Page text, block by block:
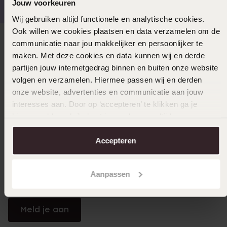
Jouw voorkeuren
Wij gebruiken altijd functionele en analytische cookies.
Ook willen we cookies plaatsen en data verzamelen om de
communicatie naar jou makkelijker en persoonlijker te
maken. Met deze cookies en data kunnen wij en derde
partijen jouw internetgedrag binnen en buiten onze website
volgen en verzamelen. Hiermee passen wij en derden
onze website, advertenties en communicatie aan jouw
interesses aan. Door op ‘accepteren’ te klikken ga je
aanpassen. Lees er meer over in onscookiebeleid.
Accepteren
Aanpassen
Direct naar
Over Lucardi
Word member en ontvang altijd minimaal 10% korting
Meld je aan